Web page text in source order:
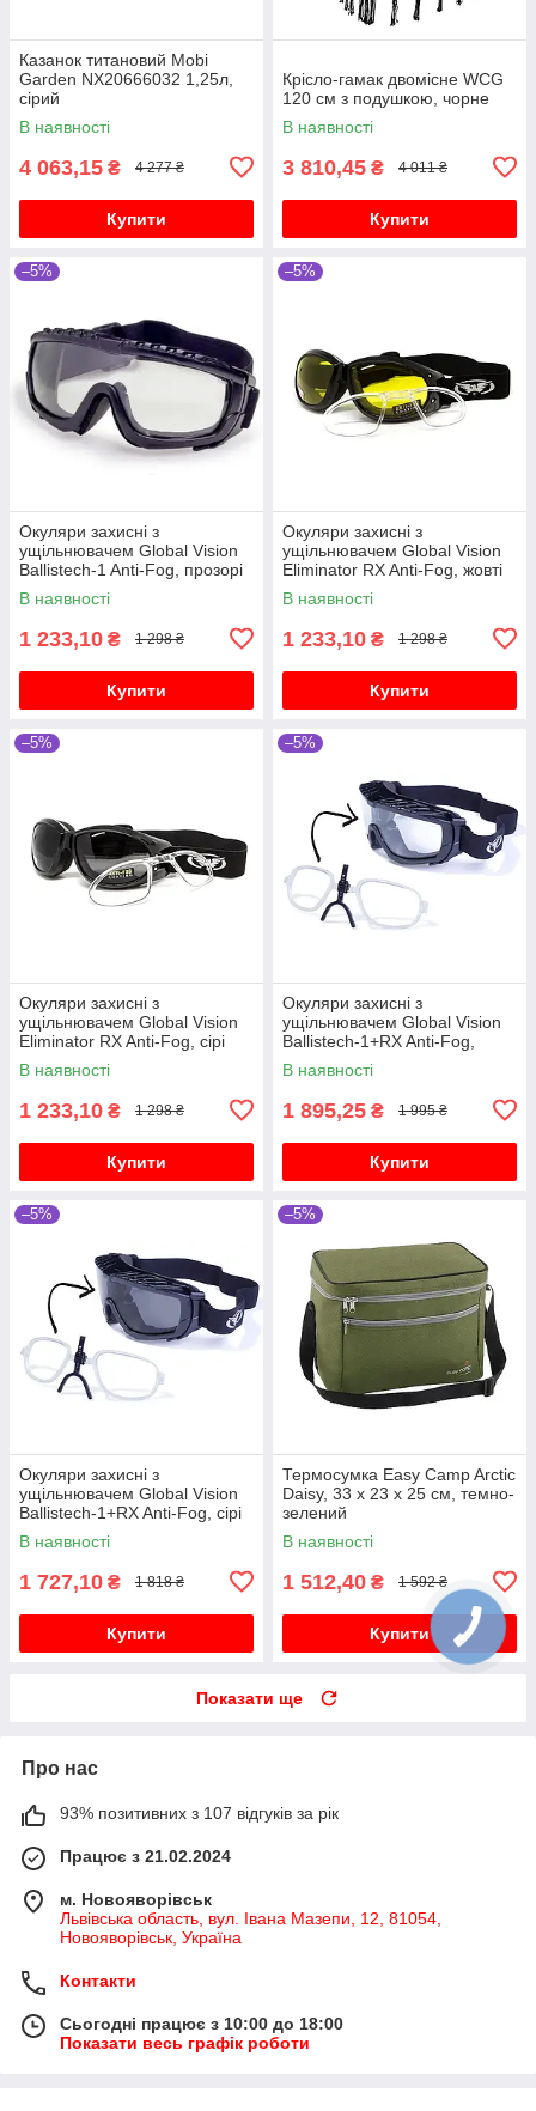
Казанок титановий Mobi
Garden NX20666032 1,25л,
сірий
В наявності
4 063,15 ₴ 4 277 ₴
Купити
Крісло-гамак двомісне WCG
120 см з подушкою, чорне
В наявності
3 810,45 ₴ 4 011 ₴
Купити
–5%
Окуляри захисні з
ущільнювачем Global Vision
Ballistech-1 Anti-Fog, прозорі
В наявності
1 233,10 ₴ 1 298 ₴
Купити
–5%
Окуляри захисні з
ущільнювачем Global Vision
Eliminator RX Anti-Fog, жовті
В наявності
1 233,10 ₴ 1 298 ₴
Купити
–5%
Окуляри захисні з
ущільнювачем Global Vision
Eliminator RX Anti-Fog, сірі
В наявності
1 233,10 ₴ 1 298 ₴
Купити
–5%
Окуляри захисні з
ущільнювачем Global Vision
Ballistech-1+RX Anti-Fog,
прозорі
В наявності
1 895,25 ₴ 1 995 ₴
Купити
–5%
Окуляри захисні з
ущільнювачем Global Vision
Ballistech-1+RX Anti-Fog, сірі
В наявності
1 727,10 ₴ 1 818 ₴
Купити
–5%
Термосумка Easy Camp Arctic
Daisy, 33 x 23 x 25 см, темно-
зелений
В наявності
1 512,40 ₴ 1 592 ₴
Купити
Показати ще
Про нас
93% позитивних з 107 відгуків за рік
Працює з 21.02.2024
м. Новояворівськ
Львівська область, вул. Івана Мазепи, 12, 81054,
Новояворівськ, Україна
Контакти
Сьогодні працює з 10:00 до 18:00
Показати весь графік роботи